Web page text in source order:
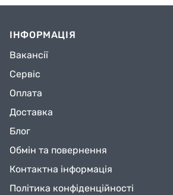
ІНФОРМАЦІЯ
Вакансії
Сервіс
Оплата
Доставка
Блог
Обмін та повернення
Контактна інформація
Політика конфіденційності